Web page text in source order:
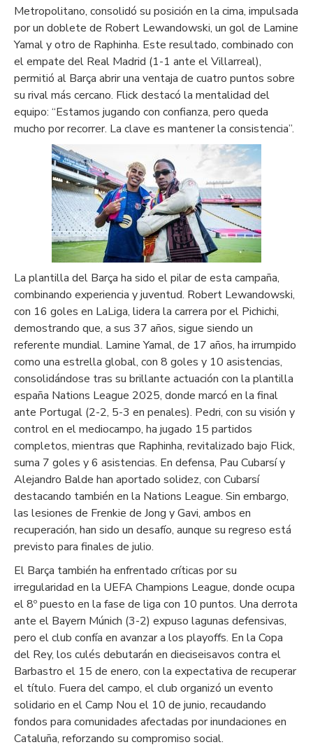
Metropolitano, consolidó su posición en la cima, impulsada
por un doblete de Robert Lewandowski, un gol de Lamine
Yamal y otro de Raphinha. Este resultado, combinado con
el empate del Real Madrid (1-1 ante el Villarreal),
permitió al Barça abrir una ventaja de cuatro puntos sobre
su rival más cercano. Flick destacó la mentalidad del
equipo: “Estamos jugando con confianza, pero queda
mucho por recorrer. La clave es mantener la consistencia”.
La plantilla del Barça ha sido el pilar de esta campaña,
combinando experiencia y juventud. Robert Lewandowski,
con 16 goles en LaLiga, lidera la carrera por el Pichichi,
demostrando que, a sus 37 años, sigue siendo un
referente mundial. Lamine Yamal, de 17 años, ha irrumpido
como una estrella global, con 8 goles y 10 asistencias,
consolidándose tras su brillante actuación con la plantilla
españa Nations League 2025, donde marcó en la final
ante Portugal (2-2, 5-3 en penales). Pedri, con su visión y
control en el mediocampo, ha jugado 15 partidos
completos, mientras que Raphinha, revitalizado bajo Flick,
suma 7 goles y 6 asistencias. En defensa, Pau Cubarsí y
Alejandro Balde han aportado solidez, con Cubarsí
destacando también en la Nations League. Sin embargo,
las lesiones de Frenkie de Jong y Gavi, ambos en
recuperación, han sido un desafío, aunque su regreso está
previsto para finales de julio.
El Barça también ha enfrentado críticas por su
irregularidad en la UEFA Champions League, donde ocupa
el 8º puesto en la fase de liga con 10 puntos. Una derrota
ante el Bayern Múnich (3-2) expuso lagunas defensivas,
pero el club confía en avanzar a los playoffs. En la Copa
del Rey, los culés debutarán en dieciseisavos contra el
Barbastro el 15 de enero, con la expectativa de recuperar
el título. Fuera del campo, el club organizó un evento
solidario en el Camp Nou el 10 de junio, recaudando
fondos para comunidades afectadas por inundaciones en
Cataluña, reforzando su compromiso social.